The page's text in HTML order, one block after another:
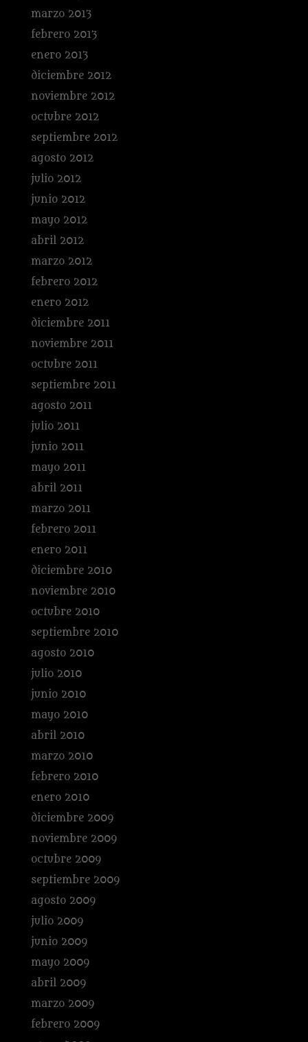
marzo 2013
febrero 2013
enero 2013
diciembre 2012
noviembre 2012
octubre 2012
septiembre 2012
agosto 2012
julio 2012
junio 2012
mayo 2012
abril 2012
marzo 2012
febrero 2012
enero 2012
diciembre 2011
noviembre 2011
octubre 2011
septiembre 2011
agosto 2011
julio 2011
junio 2011
mayo 2011
abril 2011
marzo 2011
febrero 2011
enero 2011
diciembre 2010
noviembre 2010
octubre 2010
septiembre 2010
agosto 2010
julio 2010
junio 2010
mayo 2010
abril 2010
marzo 2010
febrero 2010
enero 2010
diciembre 2009
noviembre 2009
octubre 2009
septiembre 2009
agosto 2009
julio 2009
junio 2009
mayo 2009
abril 2009
marzo 2009
febrero 2009